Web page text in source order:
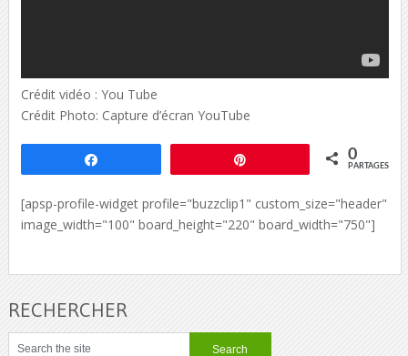
Crédit vidéo : You Tube
Crédit Photo: Capture d’écran YouTube
0
PARTAGES
[apsp-profile-widget profile="buzzclip1" custom_size="header"
image_width="100" board_height="220" board_width="750"]
RECHERCHER